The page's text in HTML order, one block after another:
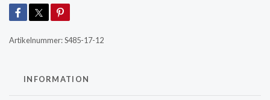
Artikelnummer:S485-17-12
INFORMATION